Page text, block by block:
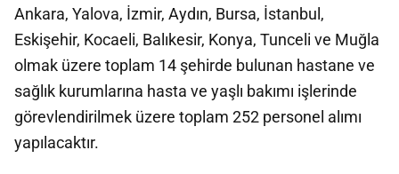
Ankara, Yalova, İzmir, Aydın, Bursa, İstanbul,
Eskişehir, Kocaeli, Balıkesir, Konya, Tunceli ve Muğla
olmak üzere toplam 14 şehirde bulunan hastane ve
sağlık kurumlarına hasta ve yaşlı bakımı işlerinde
görevlendirilmek üzere toplam 252 personel alımı
yapılacaktır.